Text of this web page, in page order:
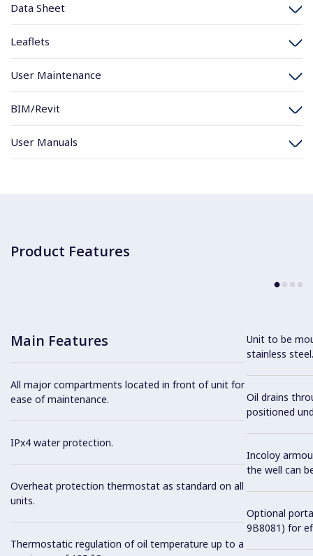
Data Sheet
Leaflets
User Maintenance
BIM/Revit
User Manuals
Product Features
Main Features
All major compartments located in front of unit for
ease of maintenance.
IPx4 water protection.
Overheat protection thermostat as standard on all
units.
Thermostatic regulation of oil temperature up to a
Unit to be
stainless steel.
Oil drains
positioned
Incoloy
the well can
Optional
9B8081) for